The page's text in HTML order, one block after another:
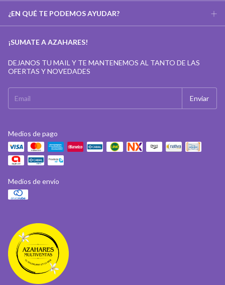
¿EN QUÉ TE PODEMOS AYUDAR?
¡SUMATE A AZAHARES!
DEJANOS TU MAIL Y TE MANTENEMOS AL TANTO DE LAS
OFERTAS Y NOVEDADES
Medios de pago
Medios de envío